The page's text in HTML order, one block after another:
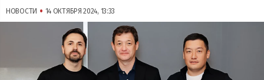
НОВОСТИ • 14 ОКТЯБРЯ 2024, 13:33